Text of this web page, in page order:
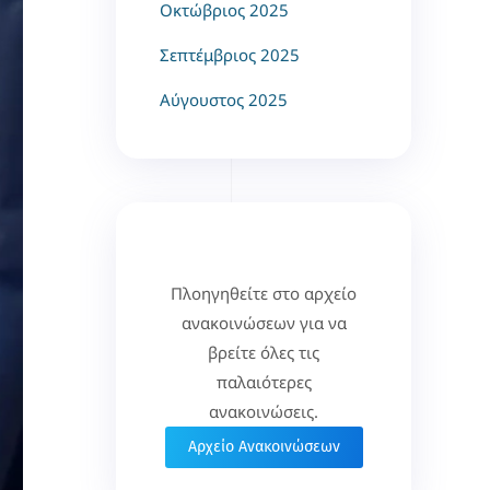
Οκτώβριος 2025
Σεπτέμβριος 2025
Αύγουστος 2025
Πλοηγηθείτε στο αρχείο
ανακοινώσεων για να
βρείτε όλες τις
παλαιότερες
ανακοινώσεις.
Αρχείο Ανακοινώσεων